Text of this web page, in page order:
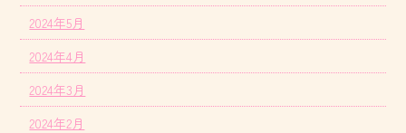
2024年5月
2024年4月
2024年3月
2024年2月